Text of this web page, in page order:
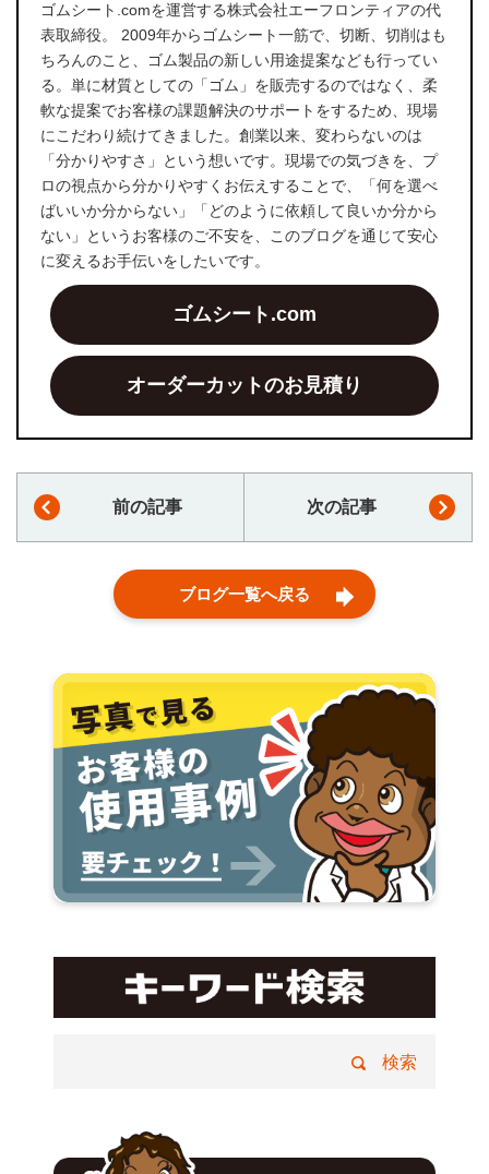
ゴムシート.comを運営する株式会社エーフロンティアの代
表取締役。 2009年からゴムシート一筋で、切断、切削はも
ちろんのこと、ゴム製品の新しい用途提案なども行ってい
る。単に材質としての「ゴム」を販売するのではなく、柔
軟な提案でお客様の課題解決のサポートをするため、現場
にこだわり続けてきました。創業以来、変わらないのは
「分かりやすさ」という想いです。現場での気づきを、プ
ロの視点から分かりやすくお伝えすることで、「何を選べ
ばいいか分からない」「どのように依頼して良いか分から
ない」というお客様のご不安を、このブログを通じて安心
に変えるお手伝いをしたいです。
ゴムシート.com
オーダーカットのお見積り
前の記事 次の記事
ブログ一覧へ戻る